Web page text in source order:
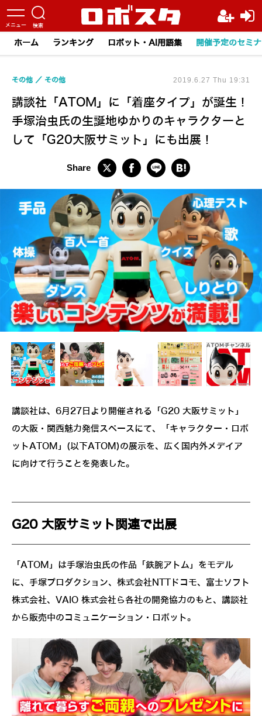
ホーム ランキング ロボット・AI用語集 開催予定のセミ
講談社「ATOM」に「着座タイプ」が誕生！
手塚治虫氏の生誕地ゆかりのキャラクターと
して「G20大阪サミット」にも出展！
その他 その他 2019.6.27 Thu 19:31
講談社は、6月27日より開催される「G20 大阪サミット」
の大阪・関西魅力発信スペースにて、「キャラクター・ロボ
ットATOM」(以下ATOM)の展示を、広く国内外メデイア
に向けて行うことを発表した。
G20 大阪サミット関連で出展
「ATOM」は手塚治虫氏の作品「鉄腕アトム」をモデル
に、手塚プロダクション、株式会社NTTドコモ、富士ソフト
株式会社、VAIO 株式会社ら各社の開発協力のもと、講談社
から販売中のコミュニケーション・ロボット。